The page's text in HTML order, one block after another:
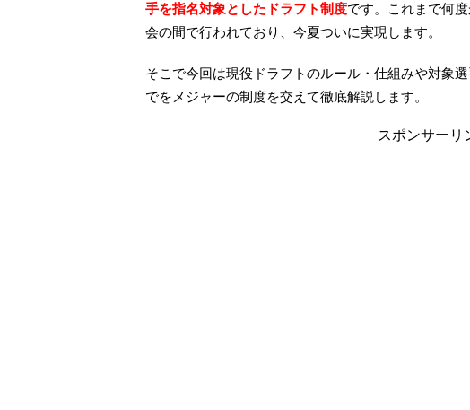
手を指名対象としたドラフト制度です。これまで何
会の間で行われており、今夏ついに実現します。
そこで今回は現役ドラフトのルール・仕組みや対象
でをメジャーの制度を交えて徹底解説します。
スポンサーリ